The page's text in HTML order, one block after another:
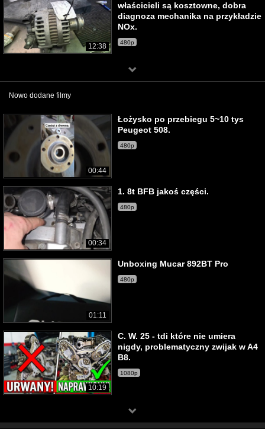
12:38
właścicieli są kosztowne, dobra
diagnoza mechanika na przykładzie
NOx.
480p
Nowo dodane filmy
00:44
Łożysko po przebiegu 5~10 tys
Peugeot 508.
480p
00:34
1. 8t BFB jakoś części.
480p
01:11
Unboxing Mucar 892BT Pro
480p
10:19
C. W. 25 - tdi które nie umiera
nigdy, problematyczny zwijak w A4
B8.
1080p